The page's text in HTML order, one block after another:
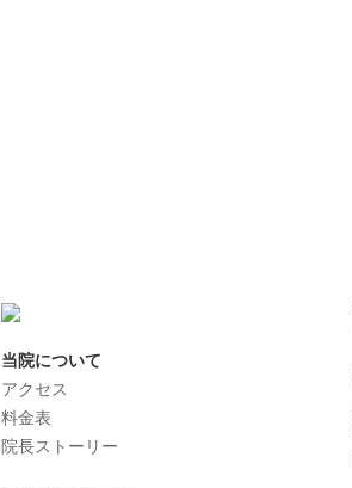
当院について
アクセス
料金表
院長ストーリー